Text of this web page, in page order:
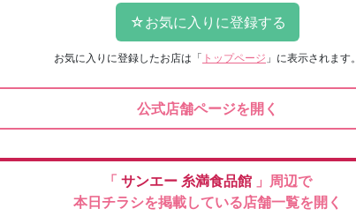
お気に入りに登録したお店は 「 トップページ 」に表示されます。
公式店舗ページを開く
「 サンエー 糸満食品館 」周辺で
本日チラシを掲載している店舗一覧を開く